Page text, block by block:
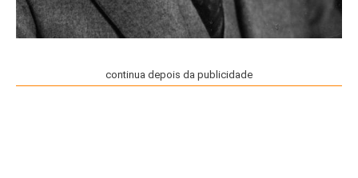
continua depois da publicidade